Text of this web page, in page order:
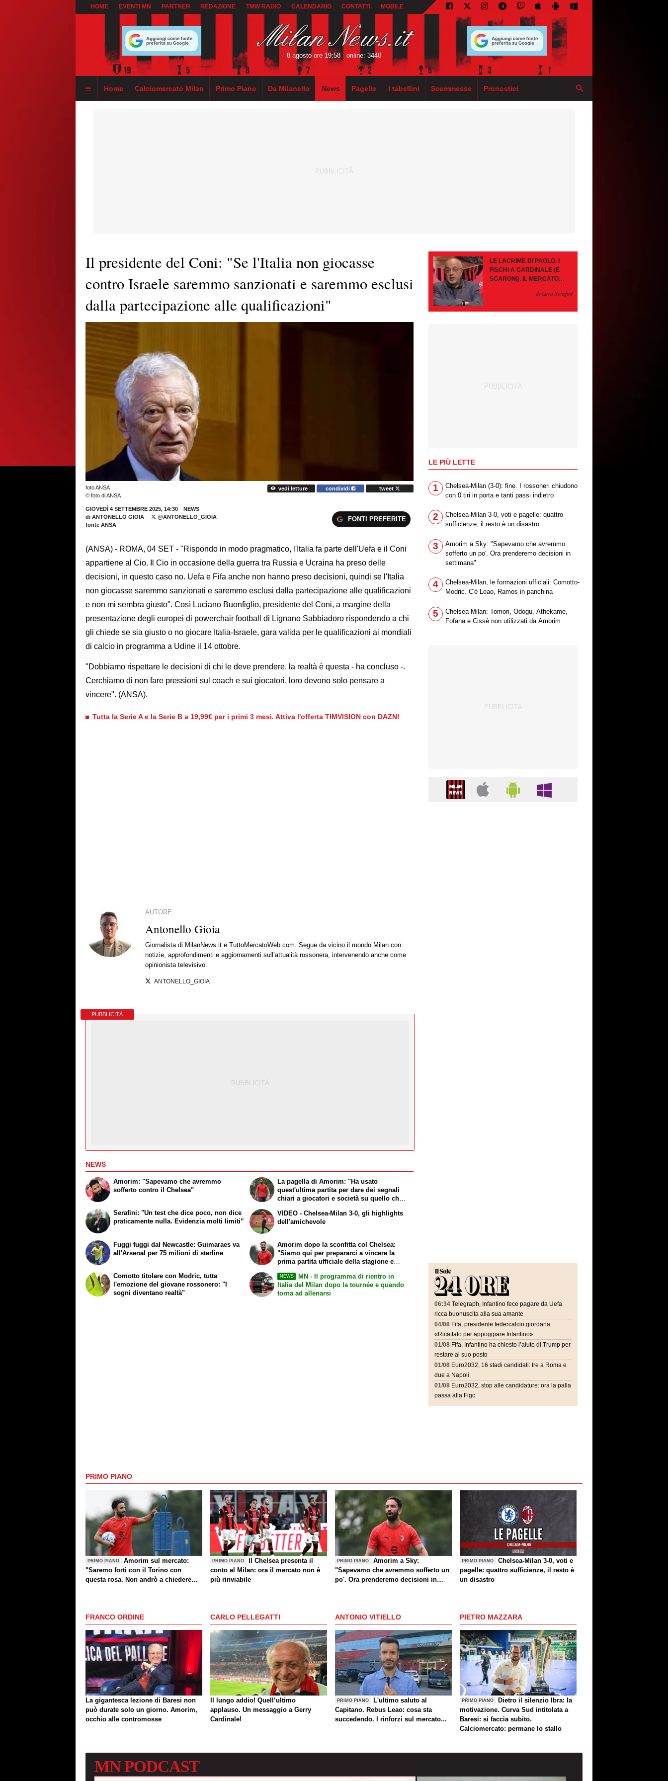
HOME EVENTI MN PARTNER REDAZIONE TMW RADIO CALENDARIO CONTATTI MOBILE
8 agosto ore 19:58 online: 3440
Home Calciomercato Milan Primo Piano Da Milanello News Pagelle I tabellini Scommesse Pronostici
Il presidente del Coni: "Se l'Italia non giocasse
contro Israele saremmo sanzionati e saremmo esclusi
dalla partecipazione alle qualificazioni"
foto ANSA
© foto di ANSA
vedi letture condividi tweet
GIOVEDÌ 4 SETTEMBRE 2025, 14:30
NEWS
di ANTONELLO GIOIA
@ANTONELLO_GIOIA
fonte ANSA
FONTI PREFERITE
(ANSA) - ROMA, 04 SET - "Rispondo in modo pragmatico, l'Italia fa parte dell'Uefa e il Coni
appartiene al Cio. Il Cio in occasione della guerra tra Russia e Ucraina ha preso delle
decisioni, in questo caso no. Uefa e Fifa anche non hanno preso decisioni, quindi se l'Italia
non giocasse saremmo sanzionati e saremmo esclusi dalla partecipazione alle qualificazioni
e non mi sembra giusto". Così Luciano Buonfiglio, presidente del Coni, a margine della
presentazione degli europei di powerchair football di Lignano Sabbiadoro rispondendo a chi
gli chiede se sia giusto o no giocare Italia-Israele, gara valida per le qualificazioni ai mondiali
di calcio in programma a Udine il 14 ottobre.
"Dobbiamo rispettare le decisioni di chi le deve prendere, la realtà è questa - ha concluso -.
Cerchiamo di non fare pressioni sul coach e sui giocatori, loro devono solo pensare a
vincere". (ANSA).
Tutta la Serie A e la Serie B a 19,99€ per i primi 3 mesi. Attiva l'offerta TIMVISION con DAZN!
AUTORE
Antonello Gioia
Giornalista di MilanNews.it e TuttoMercatoWeb.com. Segue da vicino il mondo Milan con
notizie, approfondimenti e aggiornamenti sull’attualità rossonera, intervenendo anche come
opinionista televisivo.
ANTONELLO_GIOIA
PUBBLICITÀ
NEWS
Amorim: "Sapevamo che avremmo
sofferto contro il Chelsea"
Serafini: "Un test che dice poco, non dice
praticamente nulla. Evidenzia molti limiti”
La pagella di Amorim: "Ha usato
quest'ultima partita per dare dei segnali
chiari a giocatori e società su quello che
VIDEO - Chelsea-Milan 3-0, gli highlights
dell'amichevole
Fuggi fuggi dal Newcastle: Guimaraes va
all'Arsenal per 75 milioni di sterline
Comotto titolare con Modric, tutta
l'emozione del giovane rossonero: "I
sogni diventano realtà"
Amorim dopo la sconfitta col Chelsea:
"Siamo qui per prepararci a vincere la
prima partita ufficiale della stagione e
NEWS
MN - Il programma di rientro in
Italia del Milan dopo la tournée e quando
torna ad allenarsi
LE LACRIME DI PAOLO. I
FISCHI A CARDINALE (E
SCARONI). IL MERCATO
PAZIENZA, SE RESTA È
di Luca Serafini
LE PIÙ LETTE
1
Chelsea-Milan (3-0): fine. I rossoneri chiudono
con 0 tiri in porta e tanti passi indietro
2
Chelsea-Milan 3-0, voti e pagelle: quattro
sufficienze, il resto è un disastro
3
Amorim a Sky: "Sapevamo che avremmo
sofferto un po'. Ora prenderemo decisioni in
settimana"
4
Chelsea-Milan, le formazioni ufficiali: Comotto-
Modric. C'è Leao, Ramos in panchina
5
Chelsea-Milan: Tomori, Odogu, Athekame,
Fofana e Cissè non utilizzati da Amorim
06:34 Telegraph, Infantino fece pagare da Uefa
ricca buonuscita alla sua amante
04/08 Fifa, presidente federcalcio giordana:
«Ricattato per appoggiare Infantino»
01/08 Fifa, Infantino ha chiesto l’aiuto di Trump per
restare al suo posto
01/08 Euro2032, 16 stadi candidati: tre a Roma e
due a Napoli
01/08 Euro2032, stop alle candidature: ora la palla
passa alla Figc
PRIMO PIANO
PRIMO PIANO
Amorim sul mercato:
"Saremo forti con il Torino con
questa rosa. Non andrò a chiedere
PRIMO PIANO
Il Chelsea presenta il
conto al Milan: ora il mercato non è
più rinviabile
PRIMO PIANO
Amorim a Sky:
"Sapevamo che avremmo sofferto un
po'. Ora prenderemo decisioni in
PRIMO PIANO
Chelsea-Milan 3-0, voti e
pagelle: quattro sufficienze, il resto è
un disastro
FRANCO ORDINE
La gigantesca lezione di Baresi non
può durate solo un giorno. Amorim,
occhio alle contromosse
CARLO PELLEGATTI
Il lungo addio! Quell’ultimo
applauso. Un messaggio a Gerry
Cardinale!
ANTONIO VITIELLO
PRIMO PIANO
L'ultimo saluto al
Capitano. Rebus Leao: cosa sta
succedendo. I rinforzi sul mercato...
PIETRO MAZZARA
PRIMO PIANO
Dietro il silenzio Ibra: la
motivazione. Curva Sud intitolata a
Baresi: si faccia subito.
Calciomercato: permane lo stallo
MNPODCAST